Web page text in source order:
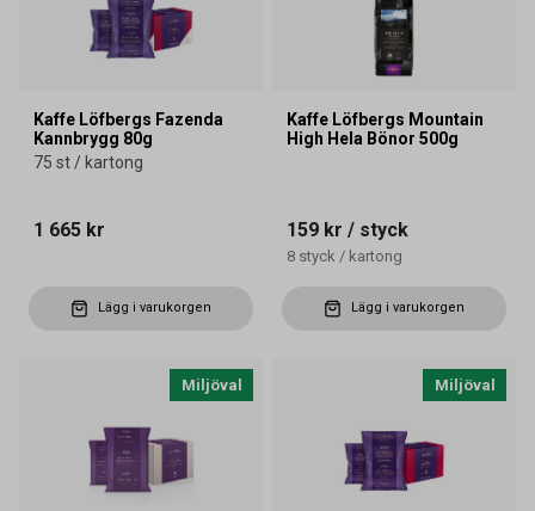
Kaffe Löfbergs Fazenda
Kannbrygg 80g
75 st / kartong
1 665 kr
Lägg i varukorgen
Kaffe Löfbergs Mountain
High Hela Bönor 500g
159 kr / styck
8 styck / kartong
Lägg i varukorgen
Miljöval Miljöval